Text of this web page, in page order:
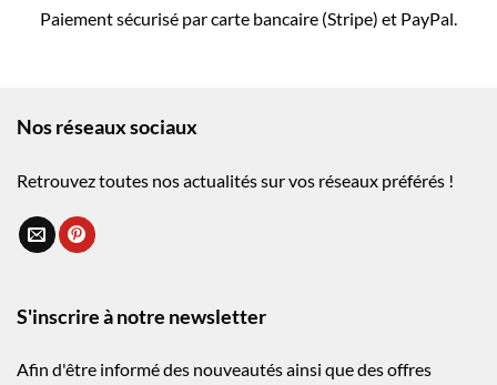
Paiement sécurisé par carte bancaire (Stripe) et PayPal.
Nos réseaux sociaux
Retrouvez toutes nos actualités sur vos réseaux préférés !
S'inscrire à notre newsletter
Afin d'être informé des nouveautés ainsi que des offres